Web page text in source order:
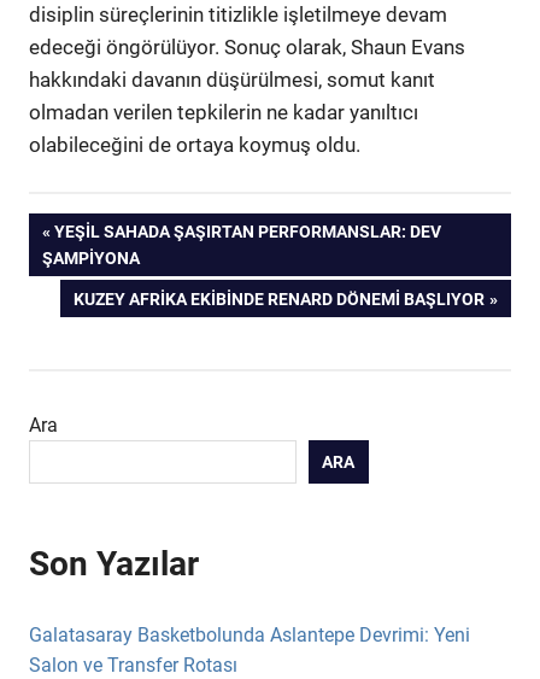
disiplin süreçlerinin titizlikle işletilmeye devam
edeceği öngörülüyor. Sonuç olarak, Shaun Evans
hakkındaki davanın düşürülmesi, somut kanıt
olmadan verilen tepkilerin ne kadar yanıltıcı
olabileceğini de ortaya koymuş oldu.
Yazı
gezinmesi
ÖNCEKI
YAZI:
YEŞIL SAHADA ŞAŞIRTAN PERFORMANSLAR: DEV
ŞAMPIYONA
SONRAKI
YAZI:
KUZEY AFRIKA EKIBINDE RENARD DÖNEMI BAŞLIYOR
Ara
ARA
Son Yazılar
Galatasaray Basketbolunda Aslantepe Devrimi: Yeni
Salon ve Transfer Rotası